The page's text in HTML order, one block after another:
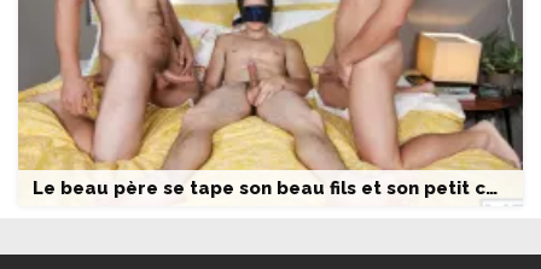
Le beau père se tape son beau fils et son petit copain